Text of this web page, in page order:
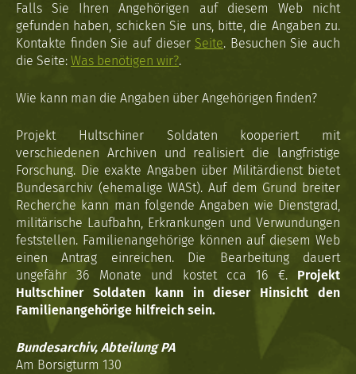
Falls Sie Ihren Angehörigen auf diesem Web nicht
gefunden haben, schicken Sie uns, bitte, die Angaben zu.
Kontakte finden Sie auf dieser Seite. Besuchen Sie auch
die Seite: Was benötigen wir?.
Wie kann man die Angaben über Angehörigen finden?
Projekt Hultschiner Soldaten kooperiert mit
verschiedenen Archiven und realisiert die langfristige
Forschung. Die exakte Angaben über Militärdienst bietet
Bundesarchiv (ehemalige WASt). Auf dem Grund breiter
Recherche kann man folgende Angaben wie Dienstgrad,
militärische Laufbahn, Erkrankungen und Verwundungen
feststellen. Familienangehörige können auf diesem Web
einen Antrag einreichen. Die Bearbeitung dauert
ungefähr 36 Monate und kostet cca 16 €. Projekt
Hultschiner Soldaten kann in dieser Hinsicht den
Familienangehörige hilfreich sein.
Bundesarchiv, Abteilung PA
Am Borsigturm 130